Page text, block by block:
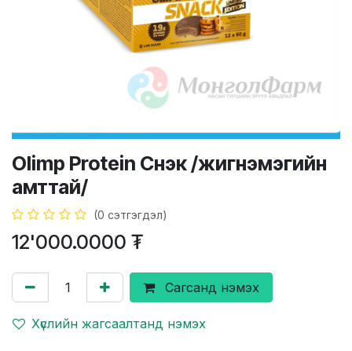
Olimp Protein Снэк /жигнэмэгийн
амттай/
(0 сэтгэгдэл)
12'000.0000 ₮
Сагсанд нэмэх
Хүслийн жагсаалтанд нэмэх